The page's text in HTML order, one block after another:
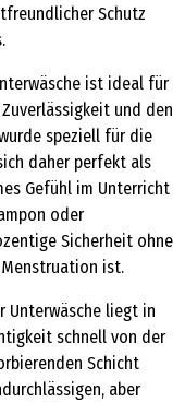
Schutz
ist ideal für
und den
speziell für die
daher perfekt als
Gefühl im Unterricht
oder
Sicherheit ohne
ist.
Unterwäsche liegt in
schnell von der
Schicht
aber